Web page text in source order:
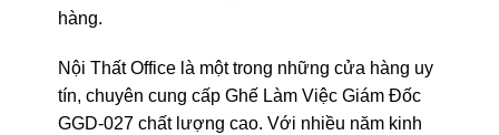
hàng.
Nội Thất Office là một trong những cửa hàng uy
tín, chuyên cung cấp Ghế Làm Việc Giám Đốc
GGD-027 chất lượng cao. Với nhiều năm kinh